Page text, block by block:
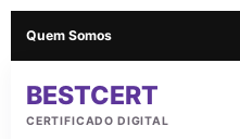
Quem Somos
BESTCERT
CERTIFICADO DIGITAL